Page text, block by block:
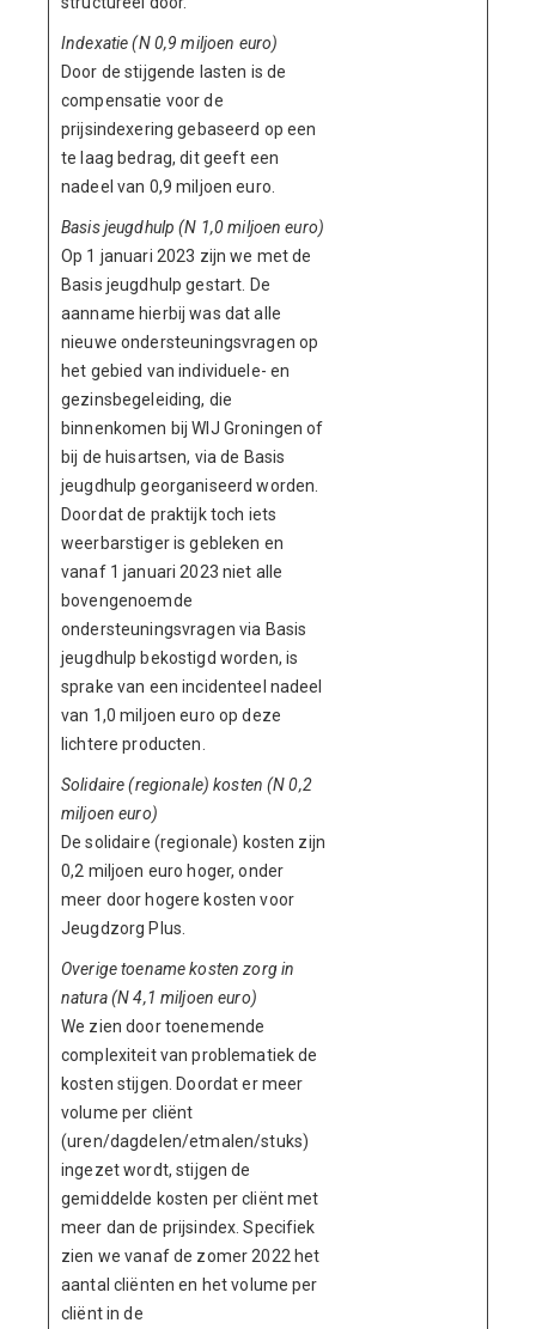
Indexatie (N 0,9 miljoen euro)
Door de stijgende lasten is de
compensatie voor de
prijsindexering gebaseerd op een
te laag bedrag, dit geeft een
nadeel van 0,9 miljoen euro.
Basis jeugdhulp (N 1,0 miljoen euro)
Op 1 januari 2023 zijn we met de
Basis jeugdhulp gestart. De
aanname hierbij was dat alle
nieuwe ondersteuningsvragen op
het gebied van individuele- en
gezinsbegeleiding, die
binnenkomen bij WIJ Groningen of
bij de huisartsen, via de Basis
jeugdhulp georganiseerd worden.
Doordat de praktijk toch iets
weerbarstiger is gebleken en
vanaf 1 januari 2023 niet alle
bovengenoemde
ondersteuningsvragen via Basis
jeugdhulp bekostigd worden, is
sprake van een incidenteel nadeel
van 1,0 miljoen euro op deze
lichtere producten.
Solidaire (regionale) kosten (N 0,2
miljoen euro)
De solidaire (regionale) kosten zijn
0,2 miljoen euro hoger, onder
meer door hogere kosten voor
Jeugdzorg Plus.
Overige toename kosten zorg in
natura (N 4,1 miljoen euro)
We zien door toenemende
complexiteit van problematiek de
kosten stijgen. Doordat er meer
volume per cliënt
(uren/dagdelen/etmalen/stuks)
ingezet wordt, stijgen de
gemiddelde kosten per cliënt met
meer dan de prijsindex. Specifiek
zien we vanaf de zomer 2022 het
aantal cliënten en het volume per
cliënt in de